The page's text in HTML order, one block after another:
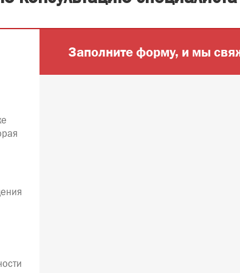
Заполните форму, и мы